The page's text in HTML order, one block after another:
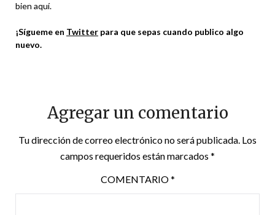
bien aquí.
¡Sígueme en Twitter para que sepas cuando publico algo
nuevo.
Agregar un comentario
Tu dirección de correo electrónico no será publicada. Los
campos requeridos están marcados *
COMENTARIO*